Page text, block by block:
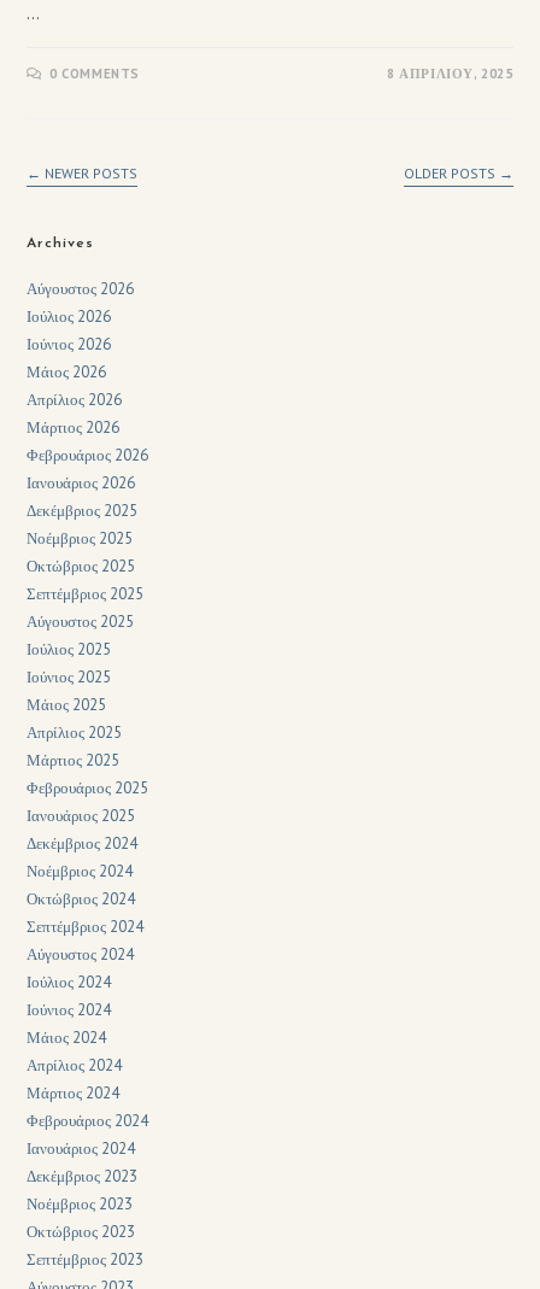
…
0 COMMENTS 8 ΑΠΡΙΛΊΟΥ, 2025
← NEWER POSTS OLDER POSTS →
Archives
Αύγουστος 2026
Ιούλιος 2026
Ιούνιος 2026
Μάιος 2026
Απρίλιος 2026
Μάρτιος 2026
Φεβρουάριος 2026
Ιανουάριος 2026
Δεκέμβριος 2025
Νοέμβριος 2025
Οκτώβριος 2025
Σεπτέμβριος 2025
Αύγουστος 2025
Ιούλιος 2025
Ιούνιος 2025
Μάιος 2025
Απρίλιος 2025
Μάρτιος 2025
Φεβρουάριος 2025
Ιανουάριος 2025
Δεκέμβριος 2024
Νοέμβριος 2024
Οκτώβριος 2024
Σεπτέμβριος 2024
Αύγουστος 2024
Ιούλιος 2024
Ιούνιος 2024
Μάιος 2024
Απρίλιος 2024
Μάρτιος 2024
Φεβρουάριος 2024
Ιανουάριος 2024
Δεκέμβριος 2023
Νοέμβριος 2023
Οκτώβριος 2023
Σεπτέμβριος 2023